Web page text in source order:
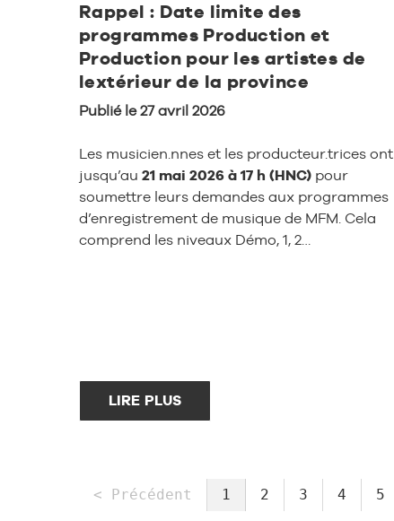
Rappel : Date limite des
programmes Production et
Production pour les artistes de
lextérieur de la province
Publié le 27 avril 2026
Les musicien.nnes et les producteur.trices ont
jusqu’au 21 mai 2026 à 17 h (HNC) pour
soumettre leurs demandes aux programmes
d’enregistrement de musique de MFM. Cela
comprend les niveaux Démo, 1, 2…
LIRE PLUS
< Précédent 1 2 3 4 5